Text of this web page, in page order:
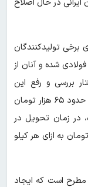
ایرانی در حال اصلاح
برخی تولیدکنندگان
شده و آنان از
بررسی و رفع این
موضوع هستند. کالایی که در بهمن ماه با نرخ حدود ۶۵ هزار تومان
در زمان تحویل در
مابه‌التفاوت حدود ۲۰ هزار تومان به ازای هر کیلو
مطرح است که ایجاد